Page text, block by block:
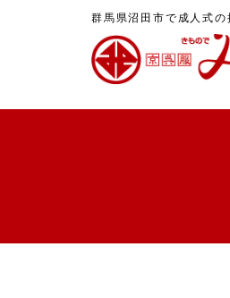
群馬県沼田市で成人式